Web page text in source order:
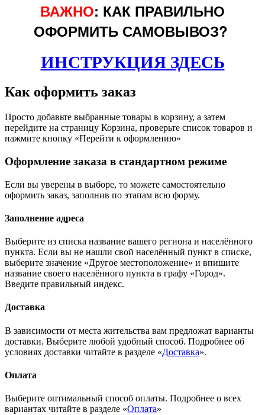
ВАЖНО: КАК ПРАВИЛЬНО
ОФОРМИТЬ САМОВЫВОЗ?
ИНСТРУКЦИЯ ЗДЕСЬ
Как оформить заказ
Просто добавьте выбранные товары в корзину, а затем
перейдите на страницу Корзина, проверьте список товаров и
нажмите кнопку «Перейти к оформлению»
Оформление заказа в стандартном режиме
Если вы уверены в выборе, то можете самостоятельно
оформить заказ, заполнив по этапам всю форму.
Заполнение адреса
Выберите из списка название вашего региона и населённого
пункта. Если вы не нашли свой населённый пункт в списке,
выберите значение «Другое местоположение» и впишите
название своего населённого пункта в графу «Город».
Введите правильный индекс.
Доставка
В зависимости от места жительства вам предложат варианты
доставки. Выберите любой удобный способ. Подробнее об
условиях доставки читайте в разделе «Доставка».
Оплата
Выберите оптимальный способ оплаты. Подробнее о всех
вариантах читайте в разделе «Оплата»